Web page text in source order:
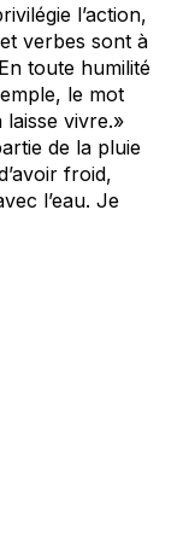
l’action,
verbes sont à
toute humilité
le mot
laisse vivre.»
de la pluie
froid,
l’eau. Je